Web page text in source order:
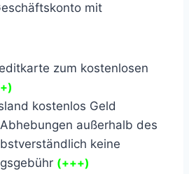
mit
zum kostenlosen
kostenlos Geld
außerhalb des
keine
(+++)